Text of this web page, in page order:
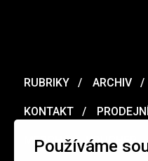
Používáme
RUBRIKY ARCHIV
KONTAKT
MERCH VOUCHER